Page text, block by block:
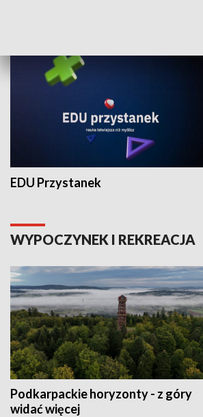
EDU Przystanek
WYPOCZYNEK I REKREACJA
Podkarpackie horyzonty - z góry
widać więcej